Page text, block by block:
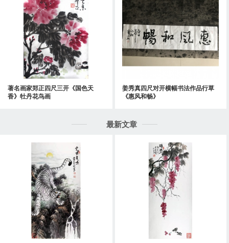
著名画家郑正四尺三开《国色天
香》牡丹花鸟画
姜秀真四尺对开横幅书法作品行草
《惠风和畅》
最新文章